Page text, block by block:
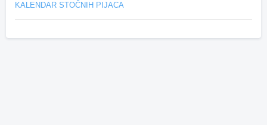
KALENDAR STOČNIH PIJACA